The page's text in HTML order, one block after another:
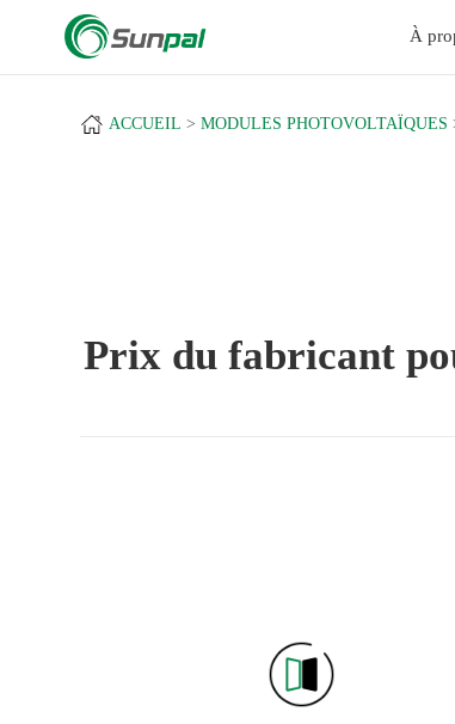
À
ACCUEIL MODULES PHOTOVOLTAÏQUES
Prix du fabricant